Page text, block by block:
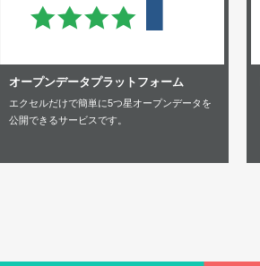
オープンデータプラットフォーム
エクセルだけで簡単に5つ星オープンデータを
公開できるサービスです。